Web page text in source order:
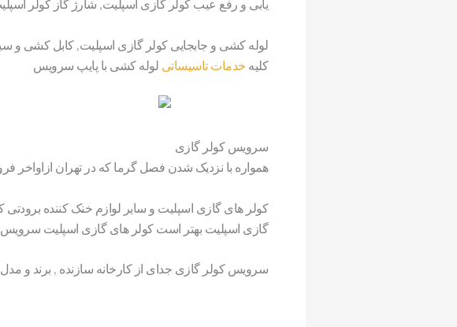
یابی و رفع عیب کولر گازی اسپلیت, شارژ گاز کولر
لوله کشی و جابجایی کولر گازی اسپلیت, کابل کشی و
کلیه خدمات تاسیساتی لوله کشی با پایپ سرویس
سرویس کولر گازی
همواره با نزدیک شدن فصل گرما که در تهران ازاواخر
کولر های گازی اسپلیت و سایر لوازم خنک کننده
گازی اسپلیت بهتر است کولر های گازی اسپلیت سرویس
سرویس کولر گازی جدای از کارخانه سازنده , برند و